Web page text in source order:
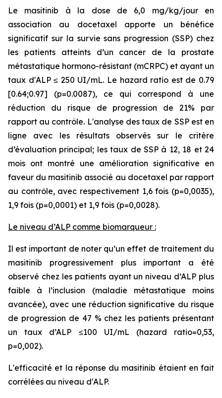
Le masitinib à la dose de 6,0 mg/kg/jour en
association au docetaxel apporte un bénéfice
significatif sur la survie sans progression (SSP) chez
les patients atteints d’un cancer de la prostate
métastatique hormono-résistant (mCRPC) et ayant un
taux d'ALP ≤ 250 UI/mL. Le hazard ratio est de 0.79
[0.64;0.97] (p=0.0087), ce qui correspond à une
réduction du risque de progression de 21% par
rapport au contrôle. L'analyse des taux de SSP est en
ligne avec les résultats observés sur le critère
d’évaluation principal; les taux de SSP à 12, 18 et 24
mois ont montré une amélioration significative en
faveur du masitinib associé au docetaxel par rapport
au contrôle, avec respectivement 1,6 fois (p=0,0035),
1,9 fois (p=0,0001) et 1,9 fois (p=0,0028).
Le niveau d’ALP comme biomarqueur :
Il est important de noter qu’un effet de traitement du
masitinib progressivement plus important a été
observé chez les patients ayant un niveau d’ALP plus
faible à l’inclusion (maladie métastatique moins
avancée), avec une réduction significative du risque
de progression de 47 % chez les patients présentant
un taux d’ALP ≤100 UI/mL (hazard ratio=0,53,
p=0,002).
L'efficacité et la réponse du masitinib étaient en fait
corrélées au niveau d'ALP.